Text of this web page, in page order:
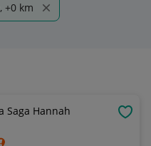
+0 km
Saga Hannah